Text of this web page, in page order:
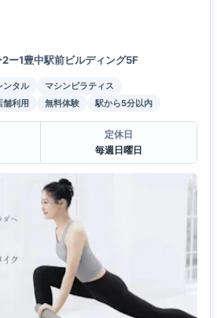
ー1豊中駅前ビルディング5F
ンタル
マシンピラティス
舗利用 無料体験 駅から5分以内
定休日
毎週日曜日